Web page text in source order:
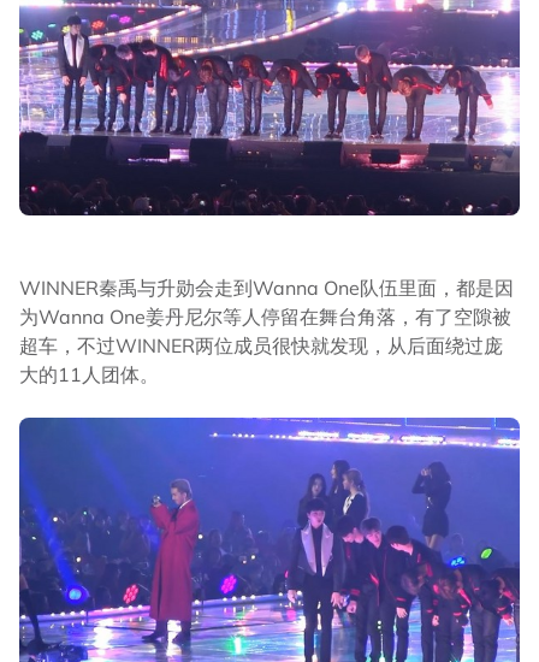
WINNER秦禹与升勋会走到Wanna One队伍里面，都是因
为Wanna One姜丹尼尔等人停留在舞台角落，有了空隙被
超车，不过WINNER两位成员很快就发现，从后面绕过庞
大的11人团体。